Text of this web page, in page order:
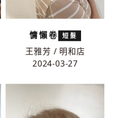
慵懶卷 短髮
王雅芳 / 明和店